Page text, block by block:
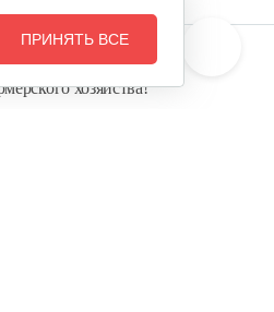
вариант
хозяйства!
ПРИНЯТЬ ВСЕ